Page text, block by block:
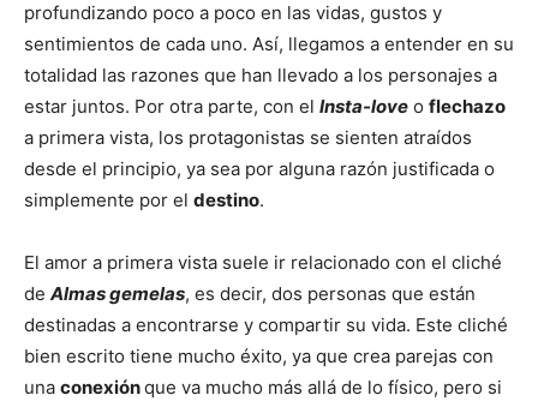
profundizando poco a poco en las vidas, gustos y
sentimientos de cada uno. Así, llegamos a entender en su
totalidad las razones que han llevado a los personajes a
estar juntos. Por otra parte, con el Insta-love o flechazo
a primera vista, los protagonistas se sienten atraídos
desde el principio, ya sea por alguna razón justificada o
simplemente por el destino.
El amor a primera vista suele ir relacionado con el cliché
de Almas gemelas, es decir, dos personas que están
destinadas a encontrarse y compartir su vida. Este cliché
bien escrito tiene mucho éxito, ya que crea parejas con
una conexiónque va mucho más allá de lo físico, pero si